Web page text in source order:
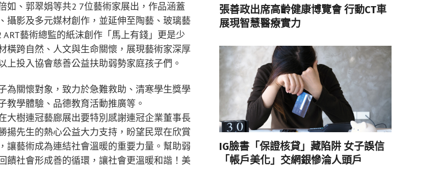
如、郭翠娟等共2 7位藝術家展出，作品涵蓋
攝影及多元媒材創作，並延伸至陶藝、玻璃藝
藝術總監的紙沫創作「馬上有錢」更是少
橫跨自然、人文與生命關懷，展現藝術家深厚
投入協會慈善公益扶助弱勢家庭孩子們。
為關懷對象，致力於急難救助、清寒學生獎學
教學體驗、品德教育活動推廣等。
大樹連冠藝廊展出要特別感謝連冠企業董事長
揚先生的熱心公益大力支持，盼望民眾在欣賞
讓藝術成為連結社會溫暖的重要力量。幫助弱
饋社會形成善的循環，讓社會更溫暖和諧！美
張善政出席高齡健康博覽會 行動CT車
展現智慧醫療實力
IG臉書「保證核貸」藏陷阱 女子誤信
「帳戶美化」交網銀慘淪人頭戶